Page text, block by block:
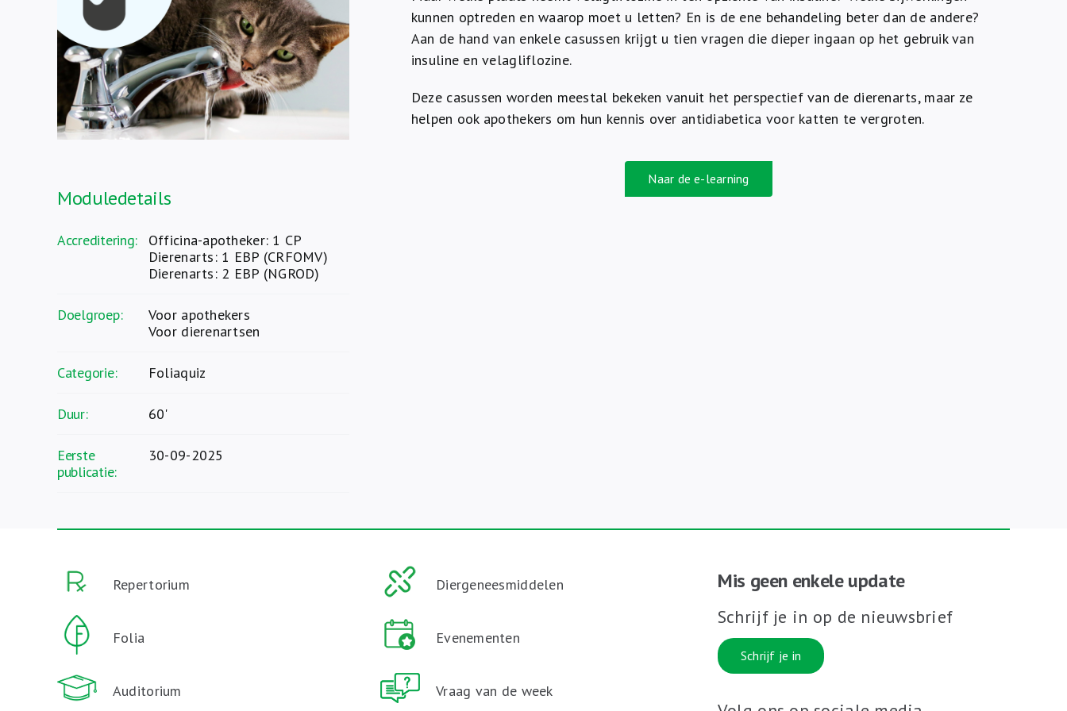
Moduledetails
Accreditering:
Officina-apotheker: 1 CP
Dierenarts: 1 EBP (CRFOMV)
Dierenarts: 2 EBP (NGROD)
Doelgroep:
Voor apothekers
Voor dierenartsen
Categorie: Foliaquiz
Duur: 60'
Eerste
publicatie:
30-09-2025
kunnen optreden en waarop moet u letten? En is de ene behandeling beter dan de andere?
Aan de hand van enkele casussen krijgt u tien vragen die dieper ingaan op het gebruik van
insuline en velagliflozine.
Deze casussen worden meestal bekeken vanuit het perspectief van de dierenarts, maar ze
helpen ook apothekers om hun kennis over antidiabetica voor katten te vergroten.
Naar de e-learning
Repertorium Diergeneesmiddelen
Folia Evenementen
Auditorium Vraag van de week
Mis geen enkele update
Schrijf je in op de nieuwsbrief
Schrijf je in